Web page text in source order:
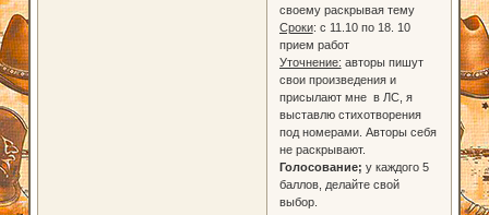
своему раскрывая тему
Сроки: с 11.10 по 18. 10
прием работ
Уточнение: авторы пишут
свои произведения и
присылают мне в ЛС, я
выставлю стихотворения
под номерами. Авторы себя
не раскрывают.
Голосование; у каждого 5
баллов, делайте свой
выбор.